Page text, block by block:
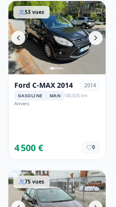
Ford C-MAX 2014
53 vues
Ford C-MAX 2014 2014
GASOLINE MAN
145,025 km
Anvers
4 500 € 0
Opel Astra 2016
75 vues